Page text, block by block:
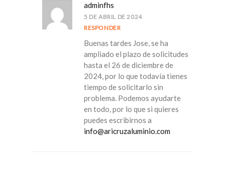
adminfhs
5 DE ABRIL DE 2024
RESPONDER
Buenas tardes Jose, se ha
ampliado el plazo de solicitudes
hasta el 26 de diciembre de
2024, por lo que todavía tienes
tiempo de solicitarlo sin
problema. Podemos ayudarte
en todo, por lo que si quieres
puedes escribirnos a
info@aricruzaluminio.com